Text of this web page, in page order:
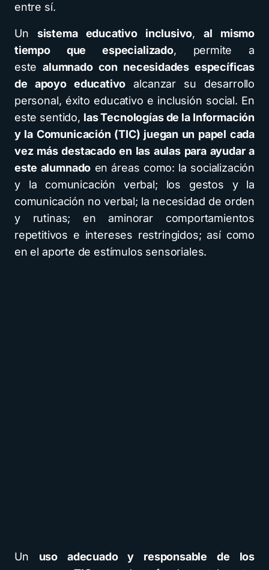
entre sí.
Un sistema educativo inclusivo,al mismo
tiempo que especializado, permite a
estealumnado con necesidades específicas
de apoyo educativo alcanzar su desarrollo
personal, éxito educativo e inclusión social. En
este sentido, las Tecnologías de la Información
y la Comunicación (TIC) juegan un papel cada
vez más destacado en las aulas para ayudar a
este alumnado en áreas como: la socialización
y la comunicación verbal; los gestos y la
comunicación no verbal; la necesidad de orden
y rutinas; en aminorar comportamientos
repetitivos e intereses restringidos; así como
en el aporte de estímulos sensoriales.
Un uso adecuado y responsable de los